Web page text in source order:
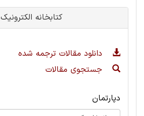
کتابخانه الکترونیک
دانلود مقالات ترجمه شده
جستجوی مقالات
دپارتمان